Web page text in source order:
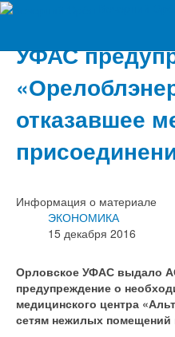
УФАС
отказавшее
Информация о материале
ЭКОНОМИКА
15 декабря 2016
Орловское УФАС выдало
предупреждение о
медицинского центра
сетям нежилых помещений